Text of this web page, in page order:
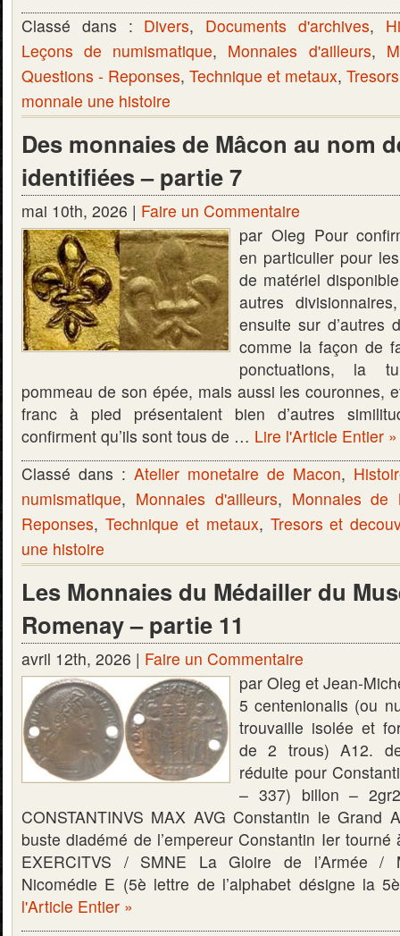
Classé dans : Divers, Documents d'archives,
Leçons de numismatique, Monnaies d'ailleurs,
Questions - Reponses, Technique et metaux,
monnaie une histoire
Des monnaies de Mâcon au nom
identifiées – partie 7
mai 10th, 2026 | Faire un Commentaire
par Oleg Pour
en particulier pour
de matériel
autres
ensuite sur d’autres
comme la façon de
ponctuations, la
pommeau de son épée, mais aussi les couronnes,
franc à pied présentaient bien d’autres
confirment qu’ils sont tous de … Lire l'Article Entier »
Classé dans : Atelier monetaire de Macon,
numismatique, Monnaies d'ailleurs, Monnaies de
Reponses, Technique et metaux, Tresors et
une histoire
Les Monnaies du Médailler du
Romenay – partie 11
avril 12th, 2026 | Faire un Commentaire
par Oleg et Jean-
5 centenionalis (ou
trouvaille isolée et
de 2 trous) A12.
réduite pour
– 337) billon –
CONSTANTINVS MAX AVG Constantin le Grand
buste diadémé de l’empereur Constantin Ier
EXERCITVS / SMNE La Gloire de l’Armée /
Nicomédie E (5è lettre de l’alphabet désigne la
l'Article Entier »